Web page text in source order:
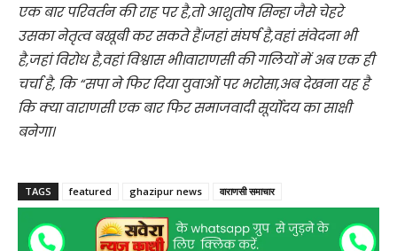
एक बार परिवर्तन की राह पर है,तो आशुतोष सिन्हा जैसे चेहरे
उसका नेतृत्व बखूबी कर सकते हैं।जहां संघर्ष है,वहां संवेदना भी
है,जहां विरोध है,वहां विश्वास भी।वाराणसी की गलियों में अब एक ही
चर्चा है, कि “सपा ने फिर दिया युवाओं पर भरोसा,अब देखना यह है
कि क्या वाराणसी एक बार फिर समाजवादी सूर्योदय का साक्षी
बनेगा।
TAGS featured ghazipur news वाराणसी समाचार